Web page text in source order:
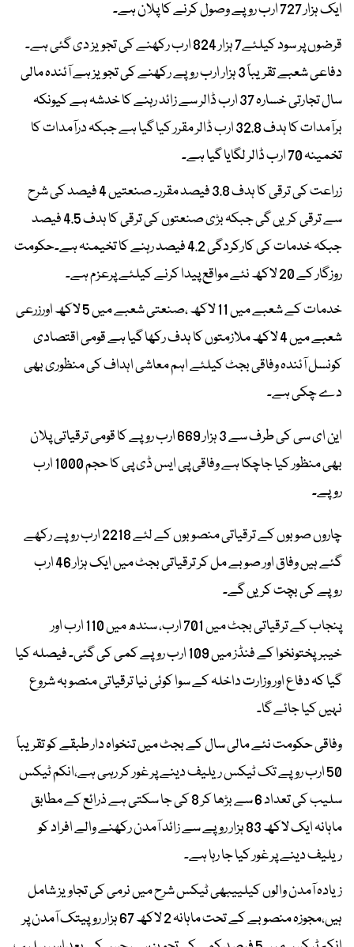
ایک ہزار 727 ارب روپے وصول کرنے کا پلان ہے۔
قرضوں پر سود کیلئے7 ہزار 824 ارب رکھنے کی تجویز دی گئی ہے۔
دفاعی شعبے تقریباً 3 ہزار ارب روپے رکھنے کی تجویز ہے آئندہ مالی
سال تجارتی خسارہ 37 ارب ڈالر سے زائد رہنے کا خدشہ ہے کیونکہ
برآمدات کا ہدف 32.8 ارب ڈالر مقرر کیا گیا ہے جبکہ درآمدات کا
تخمینہ 70 ارب ڈالر لگایا گیا ہے۔
زراعت کی ترقی کا ہدف 3.8 فیصد مقرر۔ صنعتیں 4 فیصد کی شرح
سے ترقی کریں گی جبکہ بڑی صنعتوں کی ترقی کا ہدف 4.5 فیصد
جبکہ خدمات کی کارکردگی 4.2 فیصد رہنے کا تخیمنہ ہے۔حکومت
روزگار کے 20 لاکھ نئے مواقع پیدا کرنے کیلئے پرعزم ہے۔
خدمات کے شعبے میں 11 لاکھ ،صنعتی شعبے میں 5 لاکھ اورزرعی
شعبے میں 4 لاکھ ملازمتوں کا ہدف رکھا گیا ہے قومی اقتصادی
کونسل آئندہ وفاقی بجٹ کیلئے اہم معاشی اہداف کی منظوری بھی
دے چکی ہے۔
این ای سی کی طرف سے 3 ہزار 669 ارب روپے کا قومی ترقیاتی پلان
بھی منظور کیا جاچکا ہے وفاقی پی ایس ڈی پی کا حجم 1000 ارب
روپے۔
چاروں صوبوں کے ترقیاتی منصوبوں کے لئے 2218 ارب روپے رکھے
گئے ہیں وفاق اور صوبے مل کر ترقیاتی بجٹ میں ایک ہزار 46 ارب
روپے کی بچت کریں گے۔
پنجاب کے ترقیاتی بجٹ میں 701 ارب، سندھ میں 110 ارب اور
خیبرپختونخوا کے فنڈز میں 109 ارب روپے کمی کی گئی۔ فیصلہ کیا
گیا کہ دفاع اور وزارت داخلہ کے سوا کوئی نیا ترقیاتی منصوبہ شروع
نہیں کیا جائے گا۔
وفاقی حکومت نئے مالی سال کے بجٹ میں تنخواہ دار طبقے کو تقریباً
50 ارب روپے تک ٹیکس ریلیف دینے پر غور کر رہی ہے،انکم ٹیکس
سلیب کی تعداد 6 سے بڑھا کر 8 کی جا سکتی ہے ذرائع کے مطابق
ماہانہ ایک لاکھ 83 ہزار روپے سے زائد آمدن رکھنے والے افراد کو
ریلیف دینے پر غور کیا جا رہا ہے۔
زیادہ آمدن والوں کیلییبھی ٹیکس شرح میں نرمی کی تجاویز شامل
ہیں،مجوزہ منصوبے کے تحت ماہانہ 2 لاکھ 67 ہزار روپیتک آمدن پر